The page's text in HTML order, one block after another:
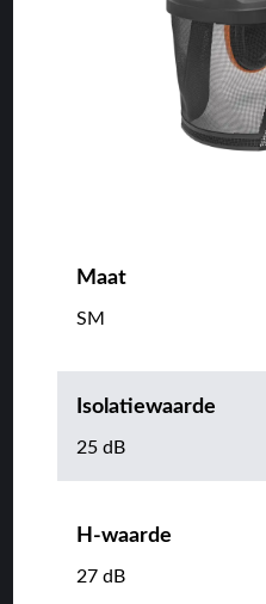
Maat
SM
Isolatiewaarde
25 dB
H-waarde
27 dB